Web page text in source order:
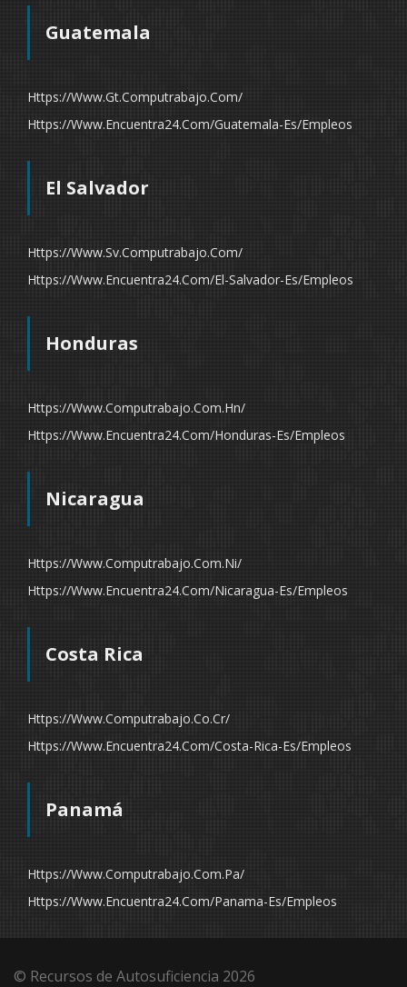
Guatemala
Https://www.gt.computrabajo.com/
Https://www.encuentra24.com/guatemala-Es/empleos
El Salvador
Https://www.sv.computrabajo.com/
Https://www.encuentra24.com/el-Salvador-Es/empleos
Honduras
Https://www.computrabajo.com.hn/
Https://www.encuentra24.com/honduras-Es/empleos
Nicaragua
Https://www.computrabajo.com.ni/
Https://www.encuentra24.com/nicaragua-Es/empleos
Costa Rica
Https://www.computrabajo.co.cr/
Https://www.encuentra24.com/costa-Rica-Es/empleos
Panamá
Https://www.computrabajo.com.pa/
Https://www.encuentra24.com/panama-Es/empleos
© Recursos de Autosuficiencia 2026